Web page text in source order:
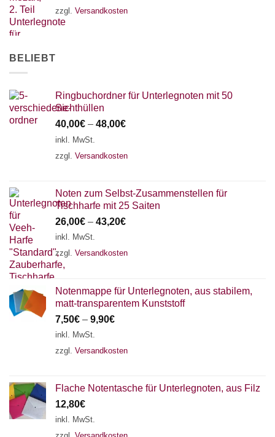
zzgl. Versandkosten
BELIEBT
Ringbuchordner für Unterlegnoten mit 50
Sichthüllen
40,00€ – 48,00€
inkl. MwSt.
zzgl. Versandkosten
Noten zum Selbst-Zusammenstellen für
Tischharfe mit 25 Saiten
26,00€ – 43,20€
inkl. MwSt.
zzgl. Versandkosten
Notenmappe für Unterlegnoten, aus stabilem,
matt-transparentem Kunststoff
7,50€ – 9,90€
inkl. MwSt.
zzgl. Versandkosten
Flache Notentasche für Unterlegnoten, aus Filz
12,80€
inkl. MwSt.